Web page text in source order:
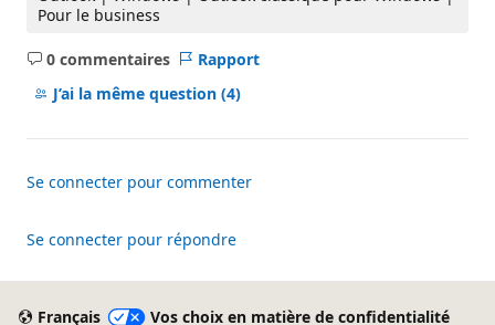
Pour le business
0 commentaires
Aucun
commentaire
Rapport
J’ai la même question (4)
Se connecter pour commenter
Se connecter pour répondre
Français Vos choix en matière de confidentialité